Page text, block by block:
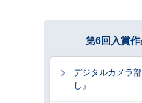
第6回入賞作
デジタルカメラ
し』